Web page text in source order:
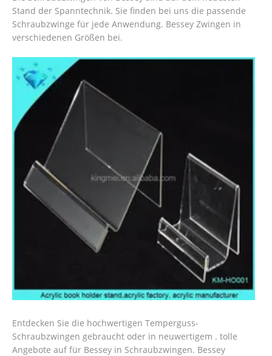
Stand der Spanntechnik. Sie finden bei uns die passende
Schraubzwinge für jede Anwendung. Bessey Zwingen in
verschiedenen Größen bei.
Entdecken Sie die hochwertigen Temperguss-
Schraubzwingen gebraucht oder in neuwertigem . tolle
Angebote auf für Bessey in Schraubzwingen. Bessey